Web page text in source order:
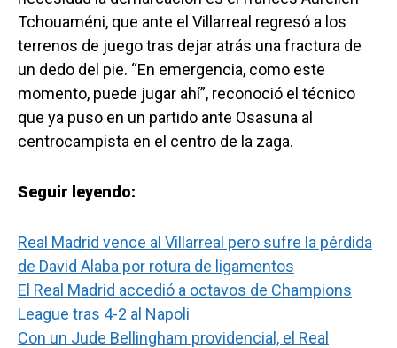
Tchouaméni, que ante el Villarreal regresó a los
terrenos de juego tras dejar atrás una fractura de
un dedo del pie. “En emergencia, como este
momento, puede jugar ahí”, reconoció el técnico
que ya puso en un partido ante Osasuna al
centrocampista en el centro de la zaga.
Seguir leyendo:
Real Madrid vence al Villarreal pero sufre la pérdida
de David Alaba por rotura de ligamentos
El Real Madrid accedió a octavos de Champions
League tras 4-2 al Napoli
Con un Jude Bellingham providencial, el Real